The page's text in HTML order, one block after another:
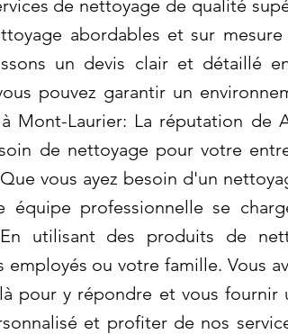
de nettoyage de qualité
abordables et sur
un devis clair et détaillé
pouvez garantir un
Mont-Laurier: La réputation de
de nettoyage pour votre
vous ayez besoin d'un
équipe professionnelle se
utilisant des produits de
ou votre famille. Vous
pour y répondre et vous fournir
et profiter de nos